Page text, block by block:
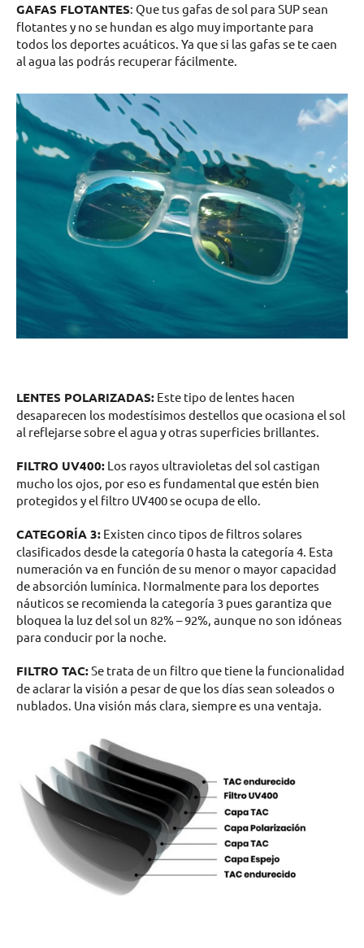
GAFAS FLOTANTES: Que tus gafas de sol para SUP sean
flotantes y no se hundan es algo muy importante para
todos los deportes acuáticos. Ya que si las gafas se te caen
al agua las podrás recuperar fácilmente.
LENTES POLARIZADAS: Este tipo de lentes hacen
desaparecen los modestísimos destellos que ocasiona el sol
al reflejarse sobre el agua y otras superficies brillantes.
FILTRO UV400: Los rayos ultravioletas del sol castigan
mucho los ojos, por eso es fundamental que estén bien
protegidos y el filtro UV400 se ocupa de ello.
CATEGORÍA 3: Existen cinco tipos de filtros solares
clasificados desde la categoría 0 hasta la categoría 4. Esta
numeración va en función de su menor o mayor capacidad
de absorción lumínica. Normalmente para los deportes
náuticos se recomienda la categoría 3 pues garantiza que
bloquea la luz del sol un 82% – 92%, aunque no son idóneas
para conducir por la noche.
FILTRO TAC:Se trata de un filtro que tiene la funcionalidad
de aclarar la visión a pesar de que los días sean soleados o
nublados. Una visión más clara, siempre es una ventaja.